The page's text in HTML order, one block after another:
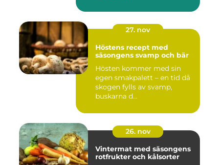
27. nov
Höstens recept med
säsongens svamp och bär
Hösten kommer med sin
egen smakpalett – en tid då
skogen fylls av svamp,
buskarna d...
26. nov
Vintermat med säsongens
rotfrukter och kålsorter